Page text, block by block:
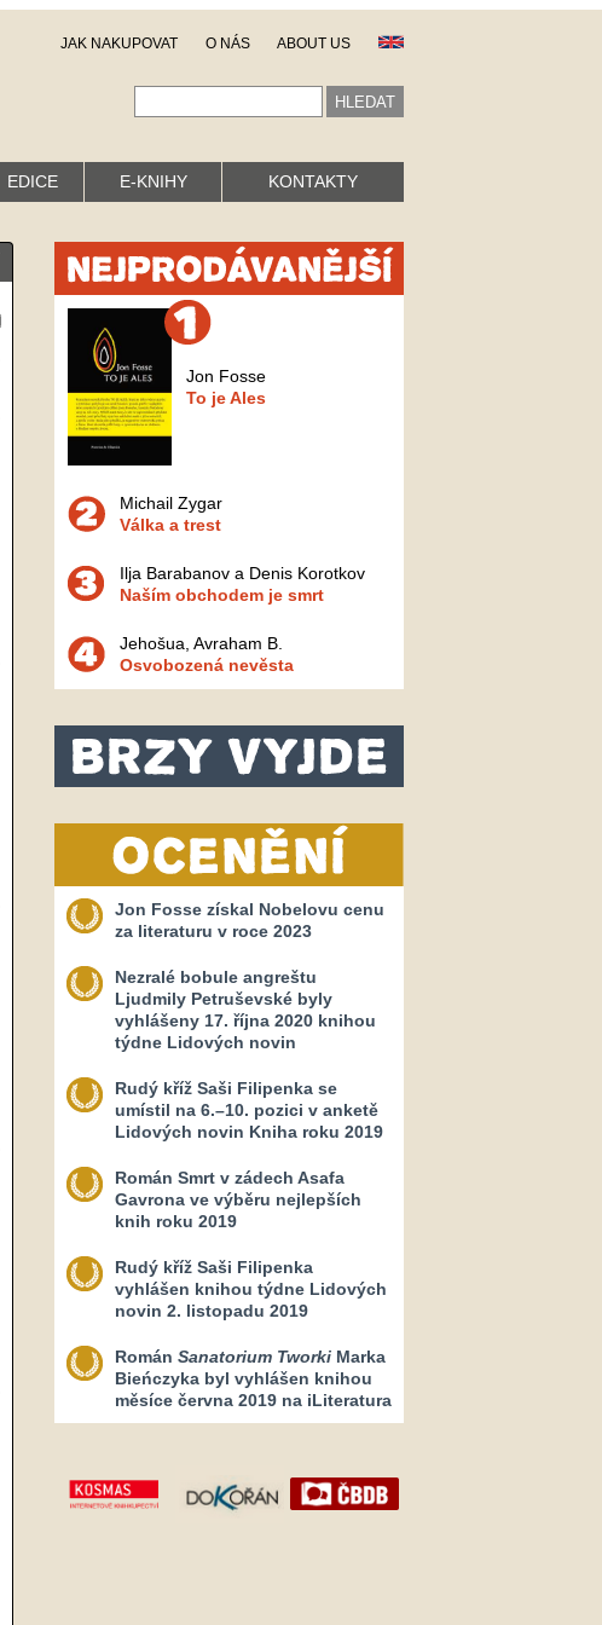
JAK NAKUPOVAT O NÁS ABOUT US
EDICE E-KNIHY KONTAKTY
Jon Fosse
To je Ales
Michail Zygar
Válka a trest
Ilja Barabanov a Denis Korotkov
Naším obchodem je smrt
Jehošua, Avraham B.
Osvobozená nevěsta
Jon Fosse získal Nobelovu cenu
za literaturu v roce 2023
Nezralé bobule angreštu
Ljudmily Petruševské byly
vyhlášeny 17. října 2020 knihou
týdne Lidových novin
Rudý kříž Saši Filipenka se
umístil na 6.–10. pozici v anketě
Lidových novin Kniha roku 2019
Román Smrt v zádech Asafa
Gavrona ve výběru nejlepších
knih roku 2019
Rudý kříž Saši Filipenka
vyhlášen knihou týdne Lidových
novin 2. listopadu 2019
Román Sanatorium Tworki Marka
Bieńczyka byl vyhlášen knihou
měsíce června 2019 na iLiteratura